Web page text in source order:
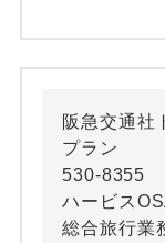
阪急交通
プラン
530-8355
ハービス
総合旅行業